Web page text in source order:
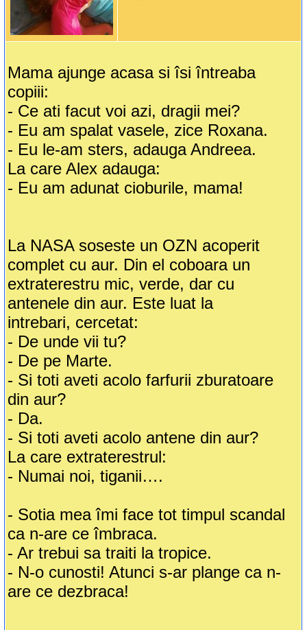
Mama ajunge acasa si îsi întreaba
copiii:
- Ce ati facut voi azi, dragii mei?
- Eu am spalat vasele, zice Roxana.
- Eu le-am sters, adauga Andreea.
La care Alex adauga:
- Eu am adunat cioburile, mama!
La NASA soseste un OZN acoperit
complet cu aur. Din el coboara un
extraterestru mic, verde, dar cu
antenele din aur. Este luat la
intrebari, cercetat:
- De unde vii tu?
- De pe Marte.
- Si toti aveti acolo farfurii zburatoare
din aur?
- Da.
- Si toti aveti acolo antene din aur?
La care extraterestrul:
- Numai noi, tiganii….
- Sotia mea îmi face tot timpul scandal
ca n-are ce îmbraca.
- Ar trebui sa traiti la tropice.
- N-o cunosti! Atunci s-ar plange ca n-
are ce dezbraca!